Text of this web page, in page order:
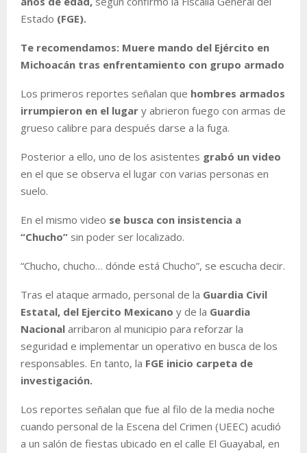
Estado (FGE).
Te recomendamos: Muere mando del Ejército en
Michoacán tras enfrentamiento con grupo armado
Los primeros reportes señalan que hombres armados
irrumpieron en el lugar y abrieron fuego con armas de
grueso calibre para después darse a la fuga.
Posterior a ello, uno de los asistentes grabó un video
en el que se observa el lugar con varias personas en
suelo.
En el mismo video se busca con insistencia a
“Chucho” sin poder ser localizado.
“Chucho, chucho… dónde está Chucho”, se escucha decir.
Tras el ataque armado, personal de la Guardia Civil
Estatal, del Ejercito Mexicano y de la Guardia
Nacional arribaron al municipio para reforzar la
seguridad e implementar un operativo en busca de los
responsables. En tanto, la FGE inicio carpeta de
investigación.
Los reportes señalan que fue al filo de la media noche
cuando personal de la Escena del Crimen (UEEC) acudió
a un salón de fiestas ubicado en el calle El Guayabal, en